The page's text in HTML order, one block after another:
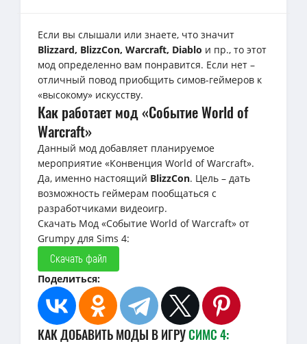
Если вы слышали или знаете, что значит
Blizzard, BlizzCon, Warcraft, Diablo и пр., то этот
мод определенно вам понравится. Если нет –
отличный повод приобщить симов-геймеров к
«высокому» искусству.
Как работает мод «Событие World of
Warcraft»
Данный мод добавляет планируемое
мероприятие «Конвенция World of Warcraft».
Да, именно настоящий BlizzCon. Цель – дать
возможность геймерам пообщаться с
разработчиками видеоигр.
Скачать Мод «Событие World of Warcraft» от
Grumpy для Sims 4:
Скачать файл
Поделиться:
КАК ДОБАВИТЬ МОДЫ В ИГРУСИМС 4: